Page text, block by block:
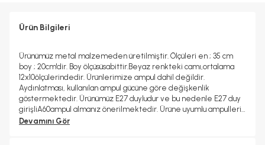
Ürün Bilgileri
Ürünümüz metal malzemeden üretilmiştir. Ölçüleri en ; 35 cm
boy ; 20cm'dir. Boy ölçüsüsabittir.Beyaz renkteki camı,ortalama
12x10ölçülerindedir. Ürünlerimize ampul dahil değildir.
Aydınlatması, kullanılan ampul gücüne göre değişkenlik
göstermektedir. Ürünümüz E27 duyludur ve bu nedenle E27 duy
girişliA60ampul almanız önerilmektedir. Ürüne uyumlu ampulleri;
arama bölümüne "Apliqa A60 Ampul" yazarak tarafımızdan
Devamını Gör